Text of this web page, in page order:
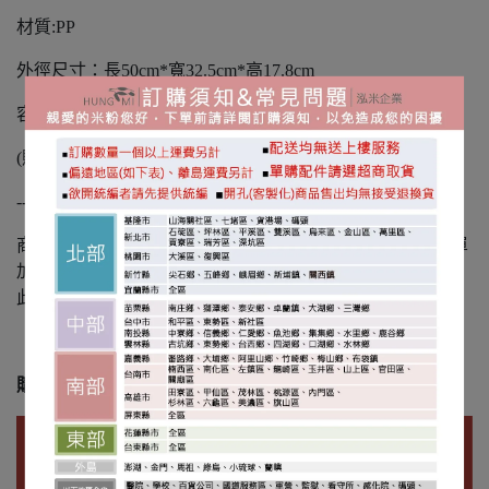
材質:PP
外徑尺寸：長50cm*寬32.5cm*高17.8cm
容量:約21公升
(貼心提醒:尺寸僅供參考，以實際成品為主，誤差值±3%)
----
商品選項"加購腰瘦繩一條"僅供有購買桶槽商品同一筆訂單
加購
此選項僅為加購腰瘦繩不含養殖桶
購買前請詳閱退換貨須知